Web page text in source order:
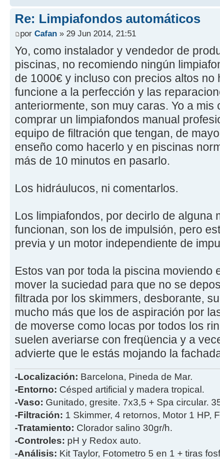
Re: Limpiafondos automáticos
por Cafan » 29 Jun 2014, 21:51
Yo, como instalador y vendedor de
piscinas, no recomiendo ningún
de 1000€ y incluso con precios altos no
funcione a la perfección y las
anteriormente, son muy caras. Yo a mis
comprar un limpiafondos manual
equipo de filtración que tengan, de
enseño como hacerlo y en piscinas
más de 10 minutos en pasarlo.
Los hidráulucos, ni comentarlos.
Los limpiafondos, por decirlo de alguna
funcionan, son los de impulsión, pero
previa y un motor independiente de
Estos van por toda la piscina moviendo
mover la suciedad para que no se
filtrada por los skimmers, desborante,
mucho más que los de aspiración por
de moverse como locas por todos los
suelen averiarse con freqüencia y a
advierte que le estás mojando la
-Localización: Barcelona, Pineda de Mar.
-Entorno: Césped artificial y madera tropical.
-Vaso: Gunitado, gresite. 7x3,5 + Spa circular.
-Filtración: 1 Skimmer, 4 retornos, Motor 1 HP,
-Tratamiento: Clorador salino 30gr/h.
-Controles: pH y Redox auto.
-Análisis: Kit Taylor, Fotometro 5 en 1 + tiras